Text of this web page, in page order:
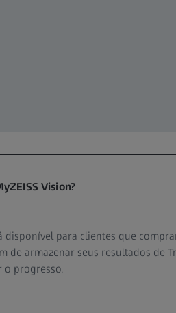
Vision?
disponível para clientes que
de armazenar seus resultados de
o progresso.